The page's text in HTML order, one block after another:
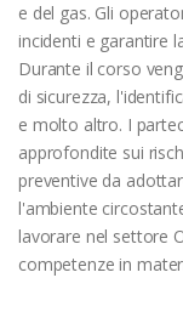
e del gas. Gli
incidenti e garantire
Durante il corso
di sicurezza,
e molto altro. I
approfondite sui
preventive da
l'ambiente
lavorare nel settore
competenze in